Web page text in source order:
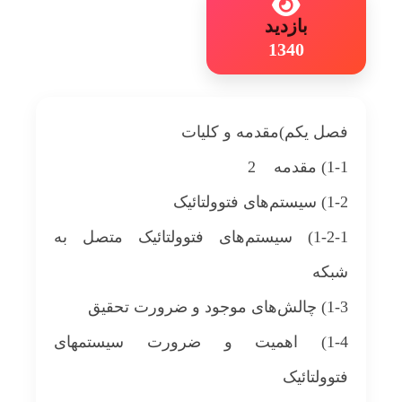
بازدید
1340
فصل یکم)مقدمه و کلیات
1-1) مقدمه 2
1-2) سیستم‌های فتوولتائیک
1-2-1) سیستم‌های فتوولتائیک متصل به
شبکه
1-3) چالش‌های موجود و ضرورت تحقیق
1-4) اهمیت و ضرورت سیستم‎های
فتوولتائیک